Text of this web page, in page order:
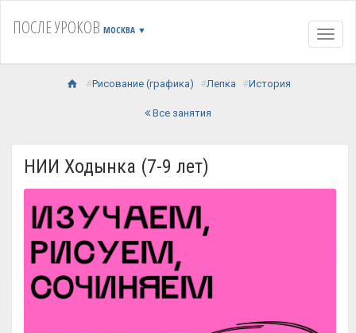
ПОСЛЕ УРОКОВ МОСКВА ▼
Рисование (графика) Лепка История
Все занятия
НИИ Ходынка (7-9 лет)